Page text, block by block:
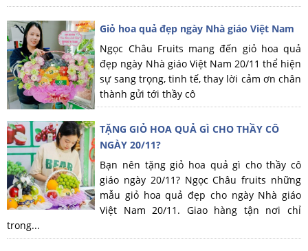
Giỏ hoa quả đẹp ngày Nhà giáo Việt Nam
Ngọc Châu Fruits mang đến giỏ hoa quả
đẹp ngày Nhà giáo Việt Nam 20/11 thể hiện
sự sang trọng, tinh tế, thay lời cảm ơn chân
thành gửi tới thầy cô
TẶNG GIỎ HOA QUẢ GÌ CHO THẦY CÔ
NGÀY 20/11?
Bạn nên tặng giỏ hoa quả gì cho thầy cô
giáo ngày 20/11? Ngọc Châu fruits những
mẫu giỏ hoa quả đẹp cho ngày Nhà giáo
Việt Nam 20/11. Giao hàng tận nơi chỉ
trong...